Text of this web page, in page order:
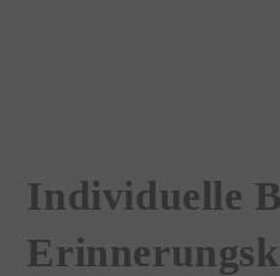
Individuelle